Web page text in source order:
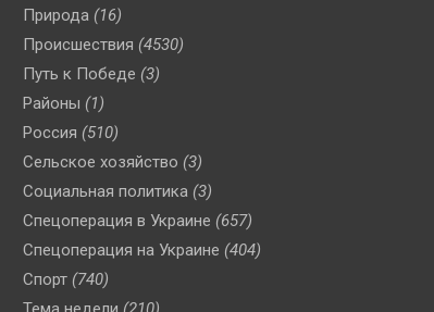
Природа (16)
Происшествия (4530)
Путь к Победе (3)
Районы (1)
Россия (510)
Сельское хозяйство (3)
Социальная политика (3)
Спецоперация в Украине (657)
Спецоперация на Украине (404)
Спорт (740)